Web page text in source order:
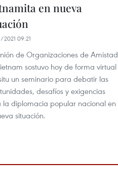
en nueva
09:21
de Organizaciones de Amistad
sostuvo hoy de forma virtual
un seminario para debatir las
desafíos y exigencias
la diplomacia popular nacional en
situación.